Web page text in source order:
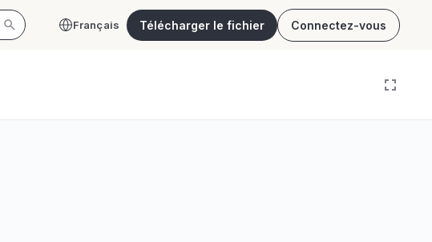
Français Télécharger le fichier Connectez-vous